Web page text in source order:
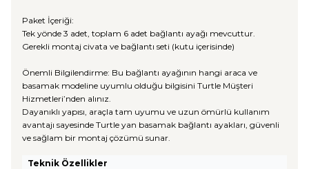
Paket İçeriği:
Tek yönde 3 adet, toplam 6 adet bağlantı ayağı mevcuttur.
Gerekli montaj civata ve bağlantı seti (kutu içerisinde)
Önemli Bilgilendirme: Bu bağlantı ayağının hangi araca ve
basamak modeline uyumlu olduğu bilgisini Turtle Müşteri
Hizmetleri’nden alınız.
Dayanıklı yapısı, araçla tam uyumu ve uzun ömürlü kullanım
avantajı sayesinde Turtle yan basamak bağlantı ayakları, güvenli
ve sağlam bir montaj çözümü sunar.
Teknik Özellikler